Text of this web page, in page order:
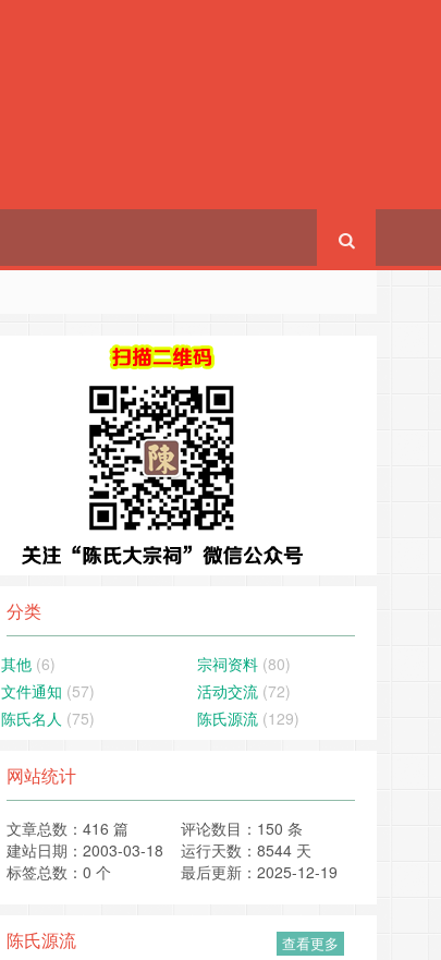
分类
其他 (6) 宗祠资料 (80)
文件通知 (57) 活动交流 (72)
陈氏名人 (75) 陈氏源流 (129)
网站统计
文章总数：416 篇
评论数目：150 条
建站日期：2003-03-18
运行天数：8544 天
标签总数：0 个
最后更新：2025-12-19
查看更多
陈氏源流